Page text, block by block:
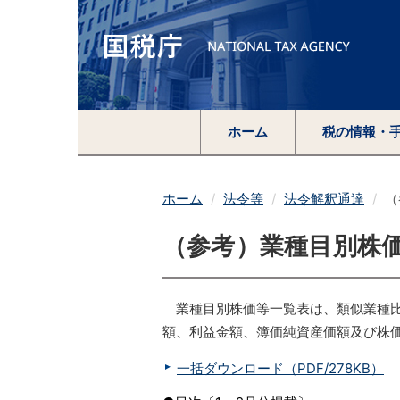
ホーム 税の情報・
ホーム 法令等 法令解釈通達
（参考）業種目別
業種目別株価等一覧表は、類似業種
額、利益金額、簿価純資産価額及び株
一括ダウンロード（PDF/278KB）